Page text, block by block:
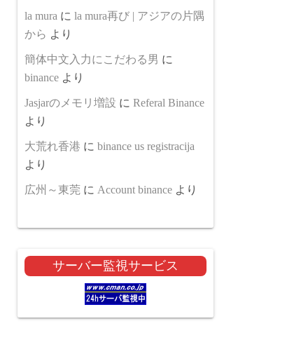
la mura に la mura再び | アジアの片隅
から より
簡体中文入力にこだわる男 に
binance より
Jasjarのメモリ増設 に Referal Binance
より
大荒れ香港 に binance us registracija
より
広州～東莞 に Account binance より
サーバー監視サービス